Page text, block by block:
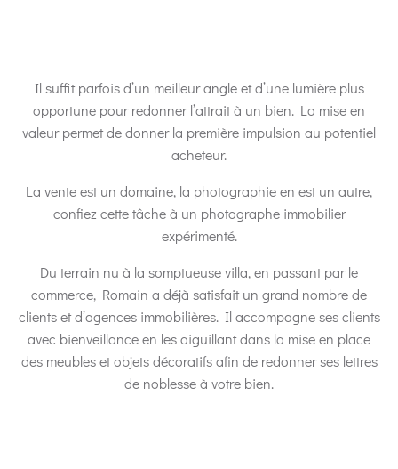
Il suffit parfois d’un meilleur angle et d’une lumière plus
opportune pour redonner l’attrait à un bien. La mise en
valeur permet de donner la première impulsion au potentiel
acheteur.
La vente est un domaine, la photographie en est un autre,
confiez cette tâche à un photographe immobilier
expérimenté.
Du terrain nu à la somptueuse villa, en passant par le
commerce, Romain a déjà satisfait un grand nombre de
clients et d’agences immobilières. Il accompagne ses clients
avec bienveillance en les aiguillant dans la mise en place
des meubles et objets décoratifs afin de redonner ses lettres
de noblesse à votre bien.